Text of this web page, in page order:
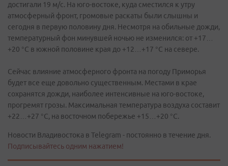
достигали 19 м/с. На юго-востоке, куда сместился к утру
атмосферный фронт, громовые раскаты были слышны и
сегодня в первую половину дня. Несмотря на обильные дожди,
температурный фон минувшей ночью не изменился: от +17…
+20 °C в южной половине края до +12…+17 °C на севере.
Сейчас влияние атмосферного фронта на погоду Приморья
будет все еще довольно существенным. Местами в крае
сохранятся дожди, наиболее интенсивные на юго-востоке,
прогремят грозы. Максимальная температура воздуха составит
+22…+27 °C, на восточном побережье +15…+20 °C.
Новости Владивостока в Telegram - постоянно в течение дня.
Подписывайтесь одним нажатием!